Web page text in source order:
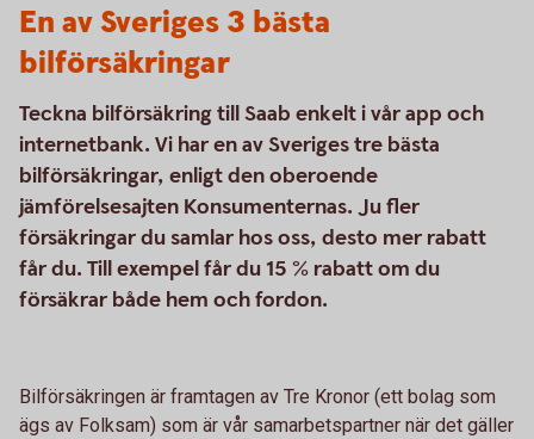
En av Sveriges 3 bästa
bilförsäkringar
Teckna bilförsäkring till Saab enkelt i vår app och
internetbank. Vi har en av Sveriges tre bästa
bilförsäkringar, enligt den oberoende
jämförelsesajten Konsumenternas. Ju fler
försäkringar du samlar hos oss, desto mer rabatt
får du. Till exempel får du 15 % rabatt om du
försäkrar både hem och fordon.
Bilförsäkringen är framtagen av Tre Kronor (ett bolag som
ägs av Folksam) som är vår samarbetspartner när det gäller